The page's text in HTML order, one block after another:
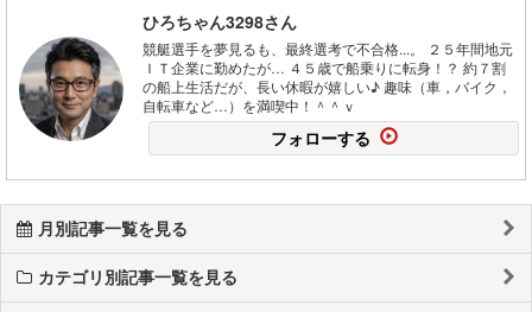
ひろちゃん3298さん
競艇選手を夢見るも、最終選考で不合格...。 ２５年間地元
ＩＴ企業に勤めたが… ４５歳で船乗りに転身！？ 約７割
の船上生活だが、長い休暇が嬉しい♪ 趣味（車，バイク，
自転車など…）を満喫中！＾＾ｖ
フォローする
月別記事一覧を見る
カテゴリ別記事一覧を見る